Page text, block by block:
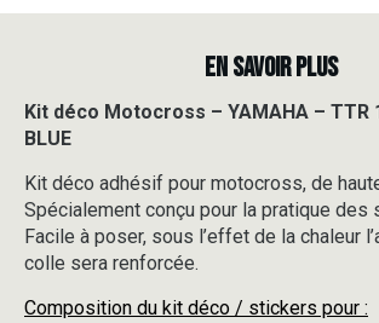
Motocross
TTR
125
2DR9
-
BLUE
EN SAVOIR PLUS
Kit déco Motocross – YAMAHA – TTR
BLUE
Kit déco adhésif pour motocross, de
Spécialement conçu pour la pratique des
Facile à poser, sous l’effet de la chaleur
colle sera renforcée.
Composition du kit déco / stickers pour :